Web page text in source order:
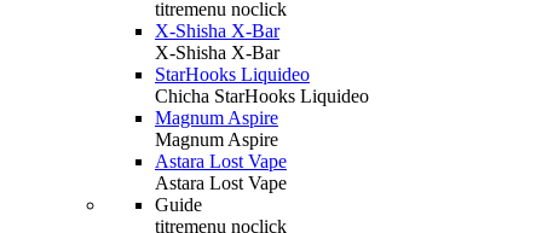
titremenu noclick
X-Shisha X-Bar
X-Shisha X-Bar
StarHooks Liquideo
Chicha StarHooks Liquideo
Magnum Aspire
Magnum Aspire
Astara Lost Vape
Astara Lost Vape
Guide
titremenu noclick